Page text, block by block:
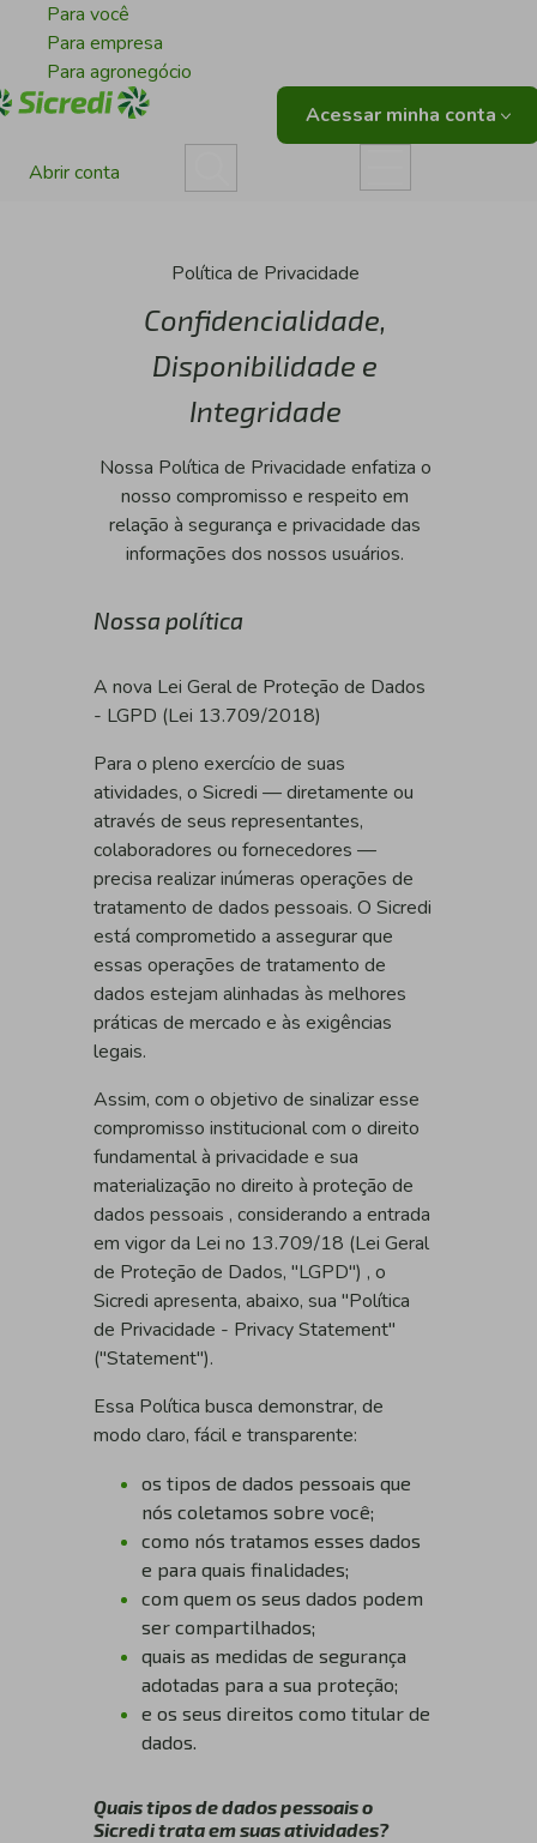
Para você
Para empresa
Para agronegócio
Acessar minha conta
Abrir conta
Política de Privacidade
Confidencialidade,
Disponibilidade e
Integridade
Nossa Política de Privacidade enfatiza o
nosso compromisso e respeito em
relação à segurança e privacidade das
informações dos nossos usuários.
Nossa política
A nova Lei Geral de Proteção de Dados
- LGPD (Lei 13.709/2018)
Para o pleno exercício de suas
atividades, o Sicredi — diretamente ou
através de seus representantes,
colaboradores ou fornecedores —
precisa realizar inúmeras operações de
tratamento de dados pessoais. O Sicredi
está comprometido a assegurar que
essas operações de tratamento de
dados estejam alinhadas às melhores
práticas de mercado e às exigências
legais.
Assim, com o objetivo de sinalizar esse
compromisso institucional com o direito
fundamental à privacidade e sua
materialização no direito à proteção de
dados pessoais , considerando a entrada
em vigor da Lei no 13.709/18 (Lei Geral
de Proteção de Dados, "LGPD") , o
Sicredi apresenta, abaixo, sua "Política
de Privacidade - Privacy Statement"
("Statement").
Essa Política busca demonstrar, de
modo claro, fácil e transparente:
os tipos de dados pessoais que
nós coletamos sobre você;
como nós tratamos esses dados
e para quais finalidades;
com quem os seus dados podem
ser compartilhados;
quais as medidas de segurança
adotadas para a sua proteção;
e os seus direitos como titular de
dados.
Quais tipos de dados pessoais o
Sicredi trata em suas atividades?